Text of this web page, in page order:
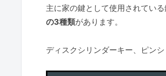
主に家の鍵として使用されている
の3種類があります。
ディスクシリンダーキー、ピン